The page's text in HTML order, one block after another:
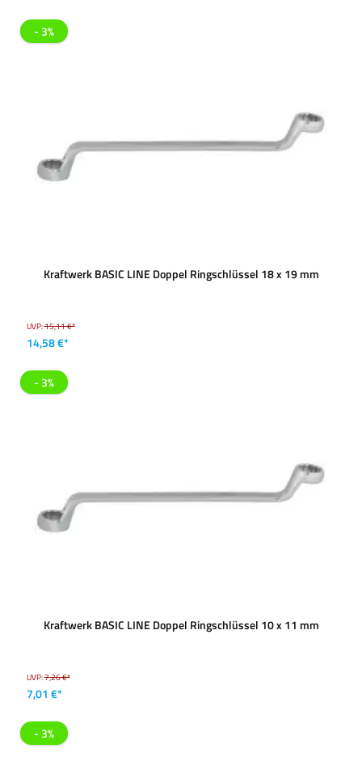
- 3%
Kraftwerk BASIC LINE Doppel Ringschlüssel 18 x 19 mm
UVP:15,11 €*
14,58 €*
- 3%
Kraftwerk BASIC LINE Doppel Ringschlüssel 10 x 11 mm
UVP:7,26 €*
7,01 €*
- 3%